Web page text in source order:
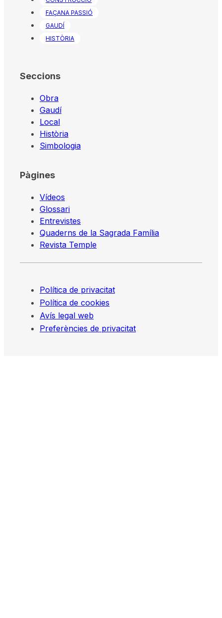
FAÇANA PASSIÓ
GAUDÍ
HISTÒRIA
Seccions
Obra
Gaudí
Local
Història
Simbologia
Pàgines
Vídeos
Glossari
Entrevistes
Quaderns de la Sagrada Família
Revista Temple
Política de privacitat
Política de cookies
Avís legal web
Preferències de privacitat